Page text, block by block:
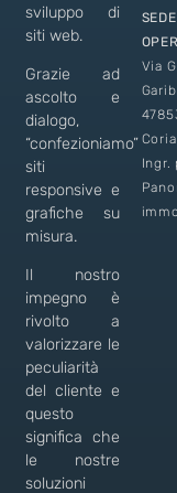
sviluppo di
siti web.
Grazie ad
ascolto e
dialogo,
“confezioniamo”
siti
responsive e
grafiche su
misura.
Il nostro
impegno è
rivolto a
valorizzare le
peculiarità
del cliente e
questo
significa che
le nostre
soluzioni
SEDE
Via G.
Ingr.